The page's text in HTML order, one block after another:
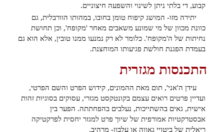
קבוע, די בלתי ניתן לשינוי והשפעה חיצוניים.
יתירה מזו- המושג קיפוח טומן בחובו, במהותו הוורבלית, גם
כוונת מכוון של מי שמונע משאבים מאחר 'מקופח', וכן תחושת
נחיתות של ה'מקופח'. כלומר לא רק נמנעו ממנו טובין, אלא הוא גם
בעמדת הפגנת חולשת פגיעותו המוחצנת.
התכנסות מגזרית
עידן ה'אני', תום מאת ההמונים, קידוש הפרט והשם הפרטי,
ועדיין פרטים רואים עצמם בקונטקסט מגזרי, עסוקים בסוגיות זהות
אישית, גאים בהשתייכות, נעלבים בהפחתתה. הפער בין
אבסטרקטיות אמורפית של שיוך פרט למגזר יחסית לפרקטיקה
ריאלית של ביטויי גאווה או עלבון- מרהיב.